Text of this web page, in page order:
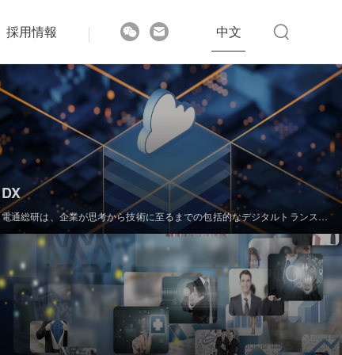
採用情報 中文
DX
電通総研は、企業が思考から技術に至るまでの包括的なデジタルトランスフ
ォーメーションを実現するための支援を行います。戦略レベルでの情報コン
サルティングを提供するだけでなく、ビッグデータなどのITサービスを通じ
てその実装を支援し、ビジネスモデルの再構築を促進することで、競合他社
を上回る俊敏性と洞察力を獲得できるようお手伝いします。